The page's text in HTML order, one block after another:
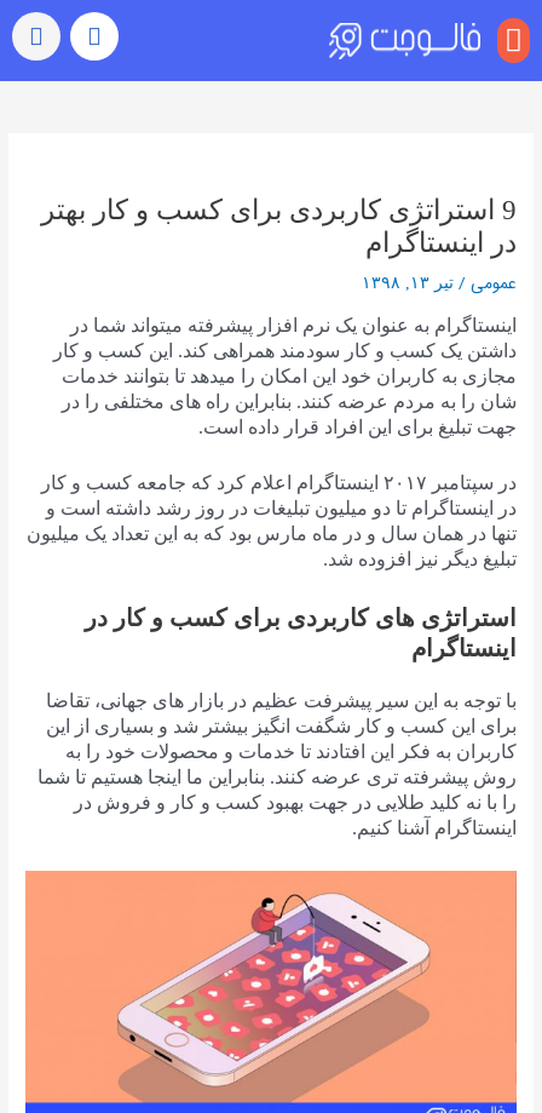
منو
9 استراتژی کاربردی برای کسب و کار بهتر
در اینستاگرام
عمومی /تیر ۱۳, ۱۳۹۸
اینستاگرام به عنوان یک نرم افزار پیشرفته میتواند شما در
داشتن یک کسب و کار سودمند همراهی کند. این کسب و کار
مجازی به کاربران خود این امکان را میدهد تا بتوانند خدمات
شان را به مردم عرضه کنند. بنابراین راه های مختلفی را در
جهت تبلیغ برای این افراد قرار داده است.
در سپتامبر ۲۰۱۷ اینستاگرام اعلام کرد که جامعه کسب و کار
در اینستاگرام تا دو میلیون تبلیغات در روز رشد داشته است و
تنها در همان سال و در ماه مارس بود که به این تعداد یک میلیون
تبلیغ دیگر نیز افزوده شد.
استراتژی های کاربردی برای کسب و کار در
اینستاگرام
با توجه به این سیر پیشرفت عظیم در بازار های جهانی، تقاضا
برای این کسب و کار شگفت انگیز بیشتر شد و بسیاری از این
کاربران به فکر این افتادند تا خدمات و محصولات خود را به
روش پیشرفته تری عرضه کنند. بنابراین ما اینجا هستیم تا شما
را با نه کلید طلایی در جهت بهبود کسب و کار و فروش در
اینستاگرام آشنا کنیم.